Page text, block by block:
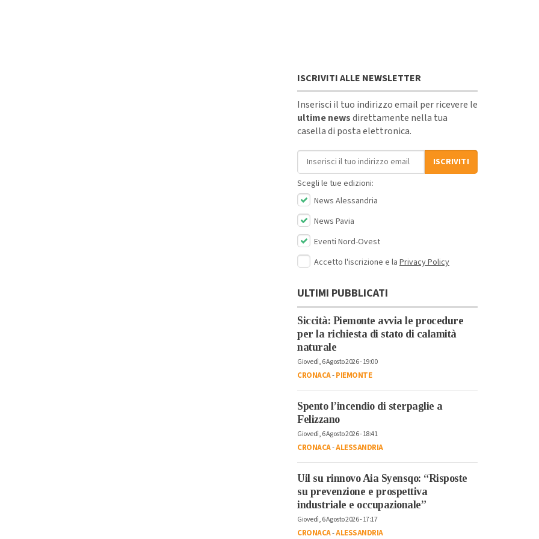
ISCRIVITI ALLE NEWSLETTER
Inserisci il tuo indirizzo email per ricevere le
ultime newsdirettamente nella tua
casella di posta elettronica.
Indirizzo email
ISCRIVITI
Scegli le tue edizioni:
News Alessandria
News Pavia
Eventi Nord-Ovest
Accetto l'iscrizione e la Privacy Policy
ULTIMI PUBBLICATI
Siccità: Piemonte avvia le procedure
per la richiesta di stato di calamità
naturale
Giovedì, 6 Agosto 2026 - 19:00
CRONACA-PIEMONTE
Spento l’incendio di sterpaglie a
Felizzano
Giovedì, 6 Agosto 2026 - 18:41
CRONACA-ALESSANDRIA
Uil su rinnovo Aia Syensqo: “Risposte
su prevenzione e prospettiva
industriale e occupazionale”
Giovedì, 6 Agosto 2026 - 17:17
CRONACA-ALESSANDRIA